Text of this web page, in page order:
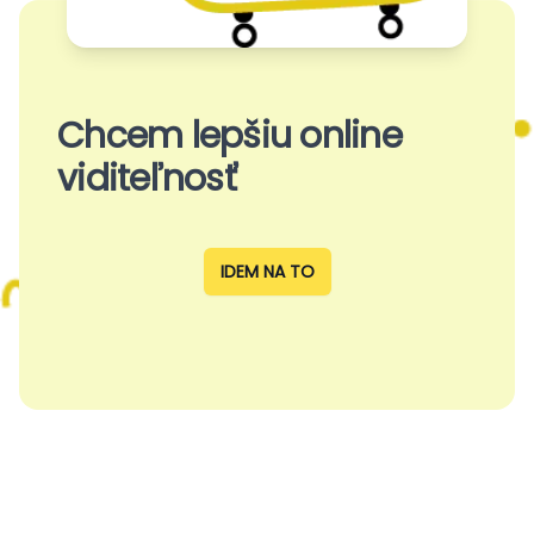
Chcem lepšiu online
viditeľnosť
IDEM NA TO